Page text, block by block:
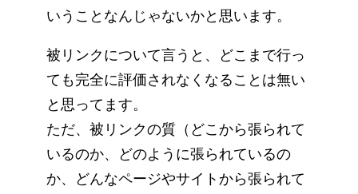
いうことなんじゃないかと思います。
被リンクについて言うと、どこまで行っ
ても完全に評価されなくなることは無い
と思ってます。
ただ、被リンクの質（どこから張られて
いるのか、どのように張られているの
か、どんなページやサイトから張られて